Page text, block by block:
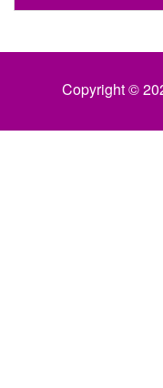
Copyright ©